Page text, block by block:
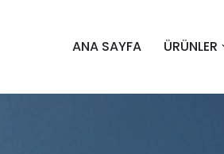
ANA SAYFA ÜRÜNLER